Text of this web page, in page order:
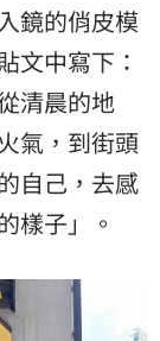
鏡的俏皮模
文中寫下：
清晨的地
氣，到街頭
自己，去感
樣子」。